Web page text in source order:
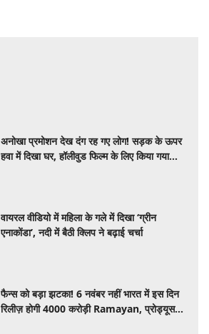
अनोखा प्रमोशन देख दंग रह गए लोग! सड़क के ऊपर
हवा में दिखा घर, हॉलीवुड फिल्म के लिए किया गया
वायरल वीडियो में महिला के गले में दिखा ‘ग्रीन
एनाकोंडा’, नदी में बैठी क्लिप ने बढ़ाई चर्चा
फैन्स को बड़ा झटका! 6 नवंबर नहीं भारत में इस दिन
रिलीज़ होगी 4000 करोड़ी Ramayan, प्रोड्यूसर